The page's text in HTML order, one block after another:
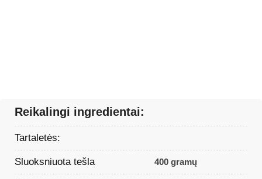
Reikalingi ingredientai:
Tartaletės:
Sluoksniuota tešla 400 gramų